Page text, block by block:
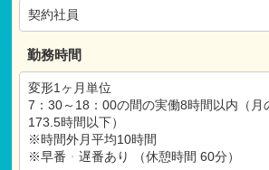
契約社員
勤務時間
変形1ヶ月単位
7：30～18：00の間の実働8時間以内（月
173.5時間以下）
※時間外月平均10時間
※早番 ・ 遅番あり （休憩時間 60分）